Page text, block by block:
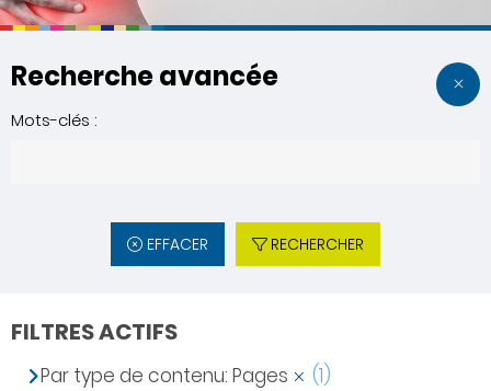
Recherche avancée
Mots-clés :
EFFACER RECHERCHER
FILTRES ACTIFS
Par type de contenu: Pages
(1)